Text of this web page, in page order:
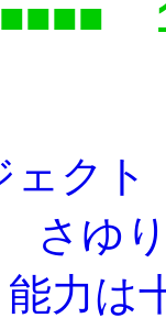
ェク
さゆ
力は